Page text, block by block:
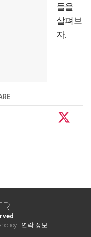
들을
살펴보
자.
| 연락 정보